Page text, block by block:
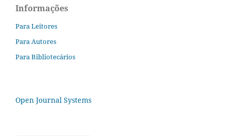
Informações
Para Leitores
Para Autores
Para Bibliotecários
Open Journal Systems